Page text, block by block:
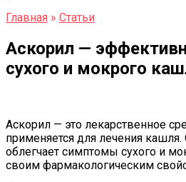
Главная » Статьи
Аскорил —
сухого и мокрого
Аскорил — это лекарственное
применяется для лечения
облегчает симптомы сухого и
своим фармакологическим